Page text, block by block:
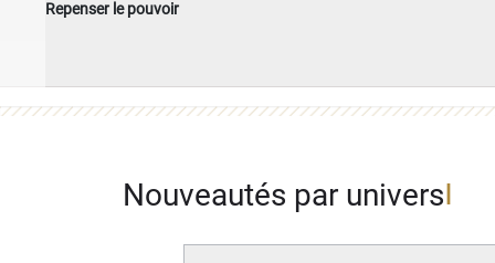
Repenser le pouvoir
Nouveautés par univers